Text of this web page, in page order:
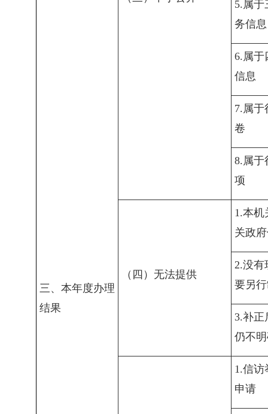
三、本年度办理
结果
5.属于
务信息
6.属于
信息
7.属于
卷
8.属于
项
（四）无法提供
1.本机
关政
2.没有
要另
3.补正
仍不
1.信访
申请